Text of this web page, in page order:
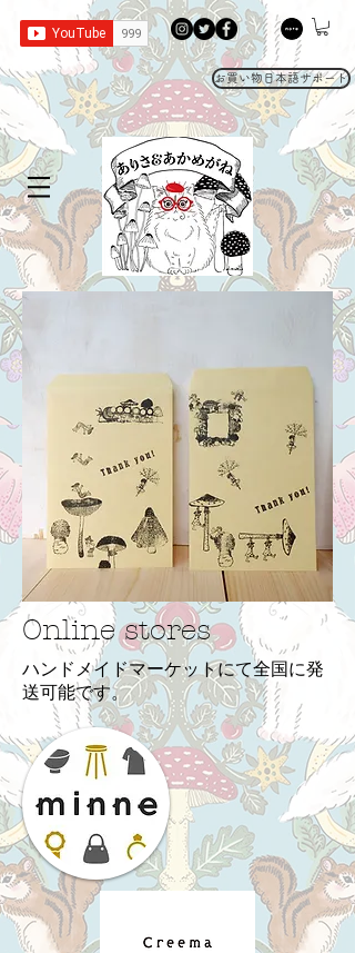
お買い物日本語サポート
Online stores
ハンドメイドマーケットにて全国に発
送可能です。